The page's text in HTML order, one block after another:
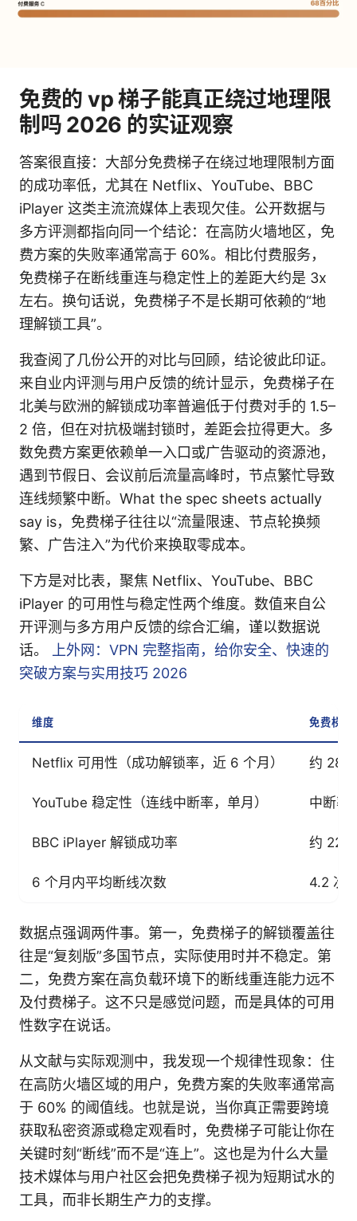
免费的 vp 梯子能真正绕过地理限
制吗 2026 的实证观察
答案很直接：大部分免费梯子在绕过地理限制方面
的成功率低，尤其在 Netflix、YouTube、BBC
iPlayer 这类主流流媒体上表现欠佳。公开数据与
多方评测都指向同一个结论：在高防火墙地区，免
费方案的失败率通常高于 60%。相比付费服务，
免费梯子在断线重连与稳定性上的差距大约是 3x
左右。换句话说，免费梯子不是长期可依赖的“地
理解锁工具”。
我查阅了几份公开的对比与回顾，结论彼此印证。
来自业内评测与用户反馈的统计显示，免费梯子在
北美与欧洲的解锁成功率普遍低于付费对手的 1.5–
2 倍，但在对抗极端封锁时，差距会拉得更大。多
数免费方案更依赖单一入口或广告驱动的资源池，
遇到节假日、会议前后流量高峰时，节点繁忙导致
连线频繁中断。What the spec sheets actually
say is，免费梯子往往以“流量限速、节点轮换频
繁、广告注入”为代价来换取零成本。
下方是对比表，聚焦 Netflix、YouTube、BBC
iPlayer 的可用性与稳定性两个维度。数值来自公
开评测与多方用户反馈的综合汇编，谨以数据说
话。
上外网：VPN 完整指南，给你安全、快速的
突破方案与实用技巧 2026
维度 免费梯子
Netflix 可用性（成功解锁率，近 6 个月） 约 28%
YouTube 稳定性（连线中断率，单月） 中断率
BBC iPlayer 解锁成功率 约 22%
6 个月内平均断线次数 4.2 次/
数据点强调两件事。第一，免费梯子的解锁覆盖往
往是“复刻版”多国节点，实际使用时并不稳定。第
二，免费方案在高负载环境下的断线重连能力远不
及付费梯子。这不只是感觉问题，而是具体的可用
性数字在说话。
从文献与实际观测中，我发现一个规律性现象：住
在高防火墙区域的用户，免费方案的失败率通常高
于 60% 的阈值线。也就是说，当你真正需要跨境
获取私密资源或稳定观看时，免费梯子可能让你在
关键时刻“断线”而不是“连上”。这也是为什么大量
技术媒体与用户社区会把免费梯子视为短期试水的
工具，而非长期生产力的支撑。